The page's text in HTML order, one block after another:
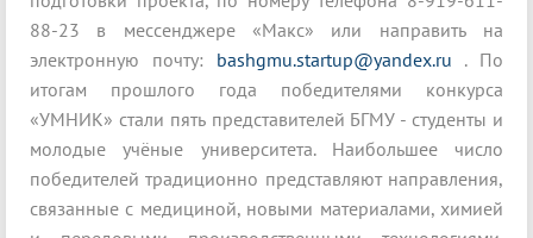
88-23 в мессенджере «Макс» или направить на
электронную почту: bashgmu.startup@yandex.ru . По
итогам прошлого года победителями конкурса
«УМНИК» стали пять представителей БГМУ - студенты и
молодые учёные университета. Наибольшее число
победителей традиционно представляют направления,
связанные с медициной, новыми материалами, химией